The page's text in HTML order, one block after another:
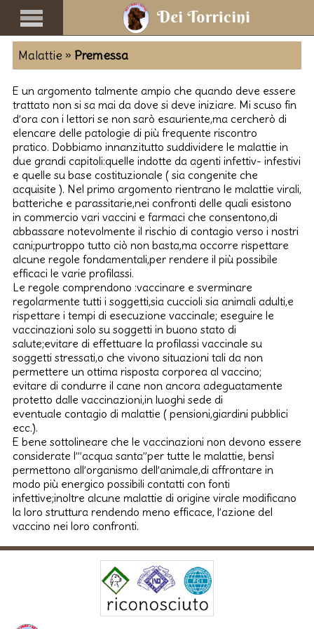
Malattie » Premessa
E un argomento talmente ampio che quando deve essere
trattato non si sa mai da dove si deve iniziare. Mi scuso fin
d’ora con i lettori se non sarò esauriente,ma cercherò di
elencare delle patologie di più frequente riscontro
pratico. Dobbiamo innanzitutto suddividere le malattie in
due grandi capitoli:quelle indotte da agenti infettiv- infestivi
e quelle su base costituzionale ( sia congenite che
acquisite ). Nel primo argomento rientrano le malattie virali,
batteriche e parassitarie,nei confronti delle quali esistono
in commercio vari vaccini e farmaci che consentono,di
abbassare notevolmente il rischio di contagio verso i nostri
cani;purtroppo tutto ciò non basta,ma occorre rispettare
alcune regole fondamentali,per rendere il più possibile
efficaci le varie profilassi.
Le regole comprendono :vaccinare e sverminare
regolarmente tutti i soggetti,sia cuccioli sia animali adulti,e
rispettare i tempi di esecuzione vaccinale; eseguire le
vaccinazioni solo su soggetti in buono stato di
salute;evitare di effettuare la profilassi vaccinale su
soggetti stressati,o che vivono situazioni tali da non
permettere un ottima risposta corporea al vaccino;
evitare di condurre il cane non ancora adeguatamente
protetto dalle vaccinazioni,in luoghi sede di
eventuale contagio di malattie ( pensioni,giardini pubblici
ecc.).
E bene sottolineare che le vaccinazioni non devono essere
considerate l’”acqua santa”per tutte le malattie, bensì
permettono all’organismo dell’animale,di affrontare in
modo più energico possibili contatti con fonti
infettive;inoltre alcune malattie di origine virale modificano
la loro struttura rendendo meno efficace, l’azione del
vaccino nei loro confronti.